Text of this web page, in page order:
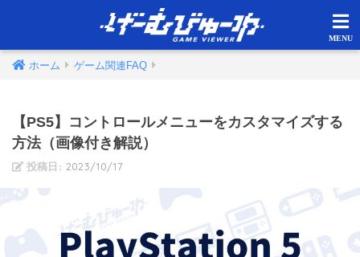
ホーム ゲーム関連FAQ
【PS5】コントロールメニューをカスタマイズする
方法（画像付き解説）
2023/10/17